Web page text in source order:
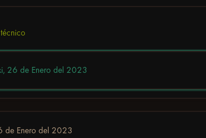
26 de Enero del 2023
de Enero del 2023